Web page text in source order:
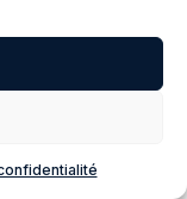
CIO externe.